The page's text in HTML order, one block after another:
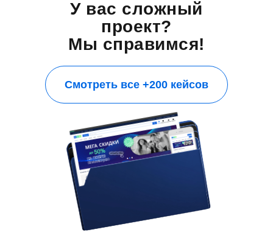
У вас сложный
проект?
Мы справимся!
Смотреть все +200 кейсов